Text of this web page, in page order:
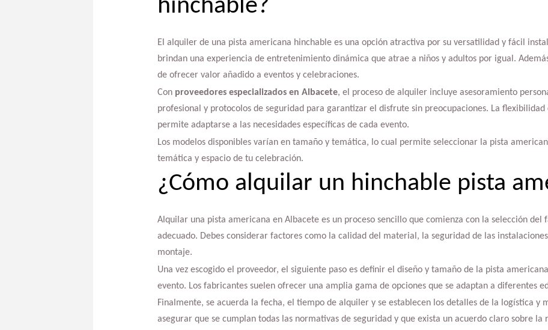
hinchable?
El alquiler de una pista americana hinchable es una opción atractiva por su versatilidad y fácil
brindan una experiencia de entretenimiento dinámica que atrae a niños y adultos por igual.
de ofrecer valor añadido a eventos y celebraciones.
Con proveedores especializados en Albacete, el proceso de alquiler incluye asesoramiento
profesional y protocolos de seguridad para garantizar el disfrute sin preocupaciones. La
permite adaptarse a las necesidades específicas de cada evento.
Los modelos disponibles varían en tamaño y temática, lo cual permite seleccionar la pista
temática y espacio de tu celebración.
¿Cómo alquilar un hinchable pista
Alquilar una pista americana en Albacete es un proceso sencillo que comienza con la selección del
adecuado. Debes considerar factores como la calidad del material, la seguridad de las
montaje.
Una vez escogido el proveedor, el siguiente paso es definir el diseño y tamaño de la pista
evento. Los fabricantes suelen ofrecer una amplia gama de opciones que se adaptan a diferentes
Finalmente, se acuerda la fecha, el tiempo de alquiler y se establecen los detalles de la logística y
asegurar que se cumplan todas las normativas de seguridad y que exista un acuerdo claro sobre la